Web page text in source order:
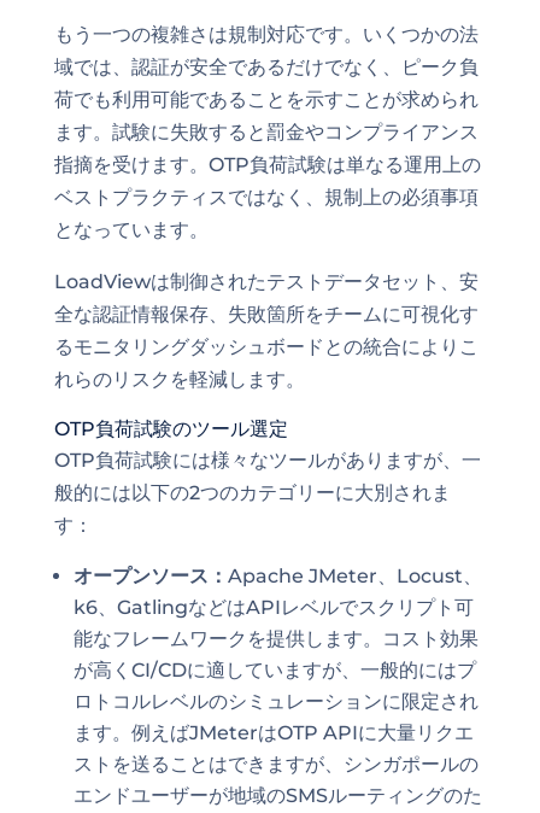
もう一つの複雑さは規制対応です。いくつかの法
域では、認証が安全であるだけでなく、ピーク負
荷でも利用可能であることを示すことが求められ
ます。試験に失敗すると罰金やコンプライアンス
指摘を受けます。OTP負荷試験は単なる運用上の
ベストプラクティスではなく、規制上の必須事項
となっています。
LoadViewは制御されたテストデータセット、安
全な認証情報保存、失敗箇所をチームに可視化す
るモニタリングダッシュボードとの統合によりこ
れらのリスクを軽減します。
OTP負荷試験のツール選定
OTP負荷試験には様々なツールがありますが、一
般的には以下の2つのカテゴリーに大別されま
す：
オープンソース： Apache JMeter、Locust、
k6、GatlingなどはAPIレベルでスクリプト可
能なフレームワークを提供します。コスト効果
が高くCI/CDに適していますが、一般的にはプ
ロトコルレベルのシミュレーションに限定され
ます。例えばJMeterはOTP APIに大量リクエ
ストを送ることはできますが、シンガポールの
エンドユーザーが地域のSMSルーティングのた